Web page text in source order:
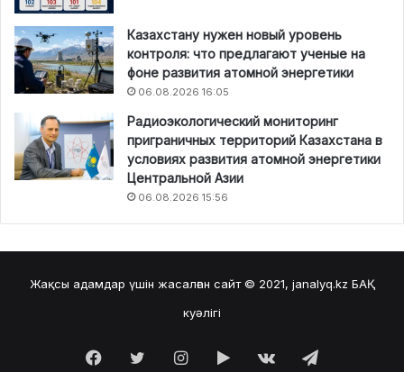
Казахстану нужен новый уровень
контроля: что предлагают ученые на
фоне развития атомной энергетики
06.08.2026 16:05
Радиоэкологический мониторинг
приграничных территорий Казахстана в
условиях развития атомной энергетики
Центральной Азии
06.08.2026 15:56
Жақсы адамдар үшін жасалған сайт © 2021, janalyq.kz БАҚ
куәлігі
Facebook
TwitterInstagram
Google vk.com